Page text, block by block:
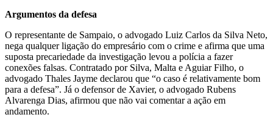
Argumentos da defesa
O representante de Sampaio, o advogado Luiz Carlos da Silva Neto,
nega qualquer ligação do empresário com o crime e afirma que uma
suposta precariedade da investigação levou a polícia a fazer
conexões falsas. Contratado por Silva, Malta e Aguiar Filho, o
advogado Thales Jayme declarou que “o caso é relativamente bom
para a defesa”. Já o defensor de Xavier, o advogado Rubens
Alvarenga Dias, afirmou que não vai comentar a ação em
andamento.